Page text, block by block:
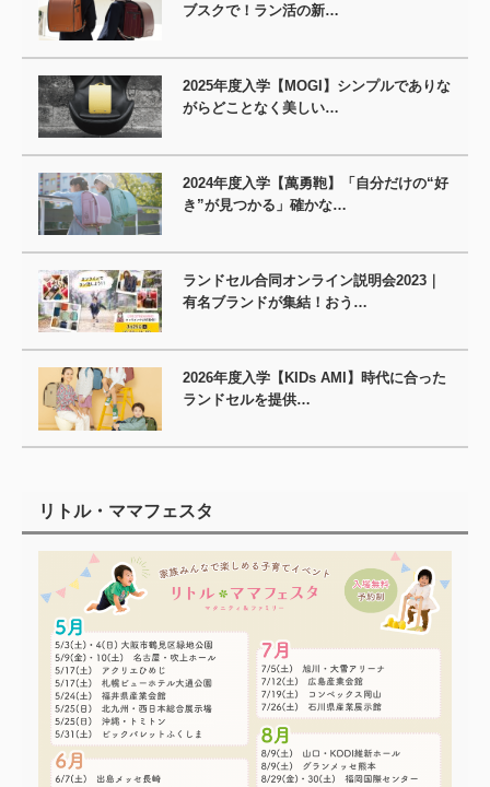
ブスクで！ラン活の新…
2025年度入学【MOGI】シンプルでありな
がらどことなく美しい…
2024年度入学【萬勇鞄】「自分だけの“好
き”が見つかる」確かな…
ランドセル合同オンライン説明会2023｜
有名ブランドが集結！おう…
2026年度入学【KIDs AMI】時代に合った
ランドセルを提供…
リトル・ママフェスタ